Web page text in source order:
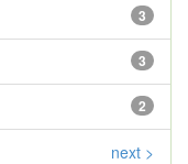
3
3
2
next >